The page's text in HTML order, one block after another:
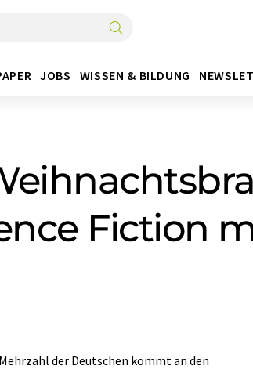
JOBS WISSEN & BILDUNG
Fiction
der Deutschen kommt an den